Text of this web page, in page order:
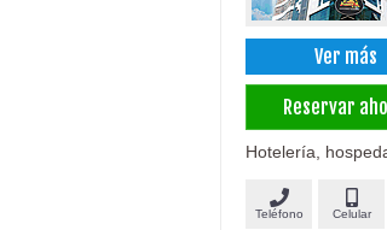
Ver más
Reservar
Hotelería,
Teléfono Celular